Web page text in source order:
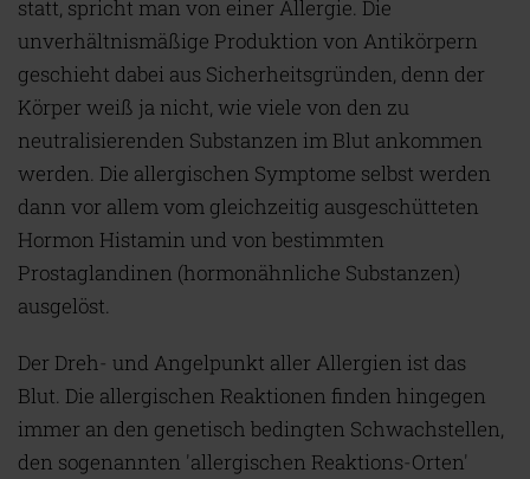
statt, spricht man von einer Allergie. Die
unverhältnismäßige Produktion von Antikörpern
geschieht dabei aus Sicherheitsgründen, denn der
Körper weiß ja nicht, wie viele von den zu
neutralisierenden Substanzen im Blut ankommen
werden. Die allergischen Symptome selbst werden
dann vor allem vom gleichzeitig ausgeschütteten
Hormon Histamin und von bestimmten
Prostaglandinen (hormonähnliche Substanzen)
ausgelöst.
Der Dreh- und Angelpunkt aller Allergien ist das
Blut. Die allergischen Reaktionen finden hingegen
immer an den genetisch bedingten Schwachstellen,
den sogenannten 'allergischen Reaktions-Orten'